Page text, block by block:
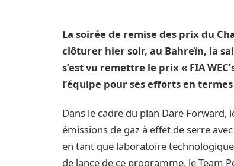
La soirée de remise des prix du
clôturer hier soir, au Bahreïn, la
s’est vu remettre le prix « FIA
l’équipe pour ses efforts en
Dans le cadre du plan Dare
émissions de gaz à effet de serre
en tant que laboratoire
de lance de ce programme, le Team